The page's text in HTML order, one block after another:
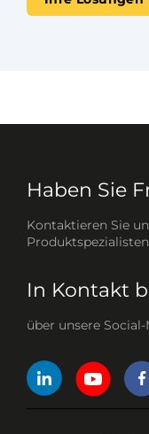
Haben Sie
Kontaktieren Sie
Produktspezialisten
In Kontakt
über unsere